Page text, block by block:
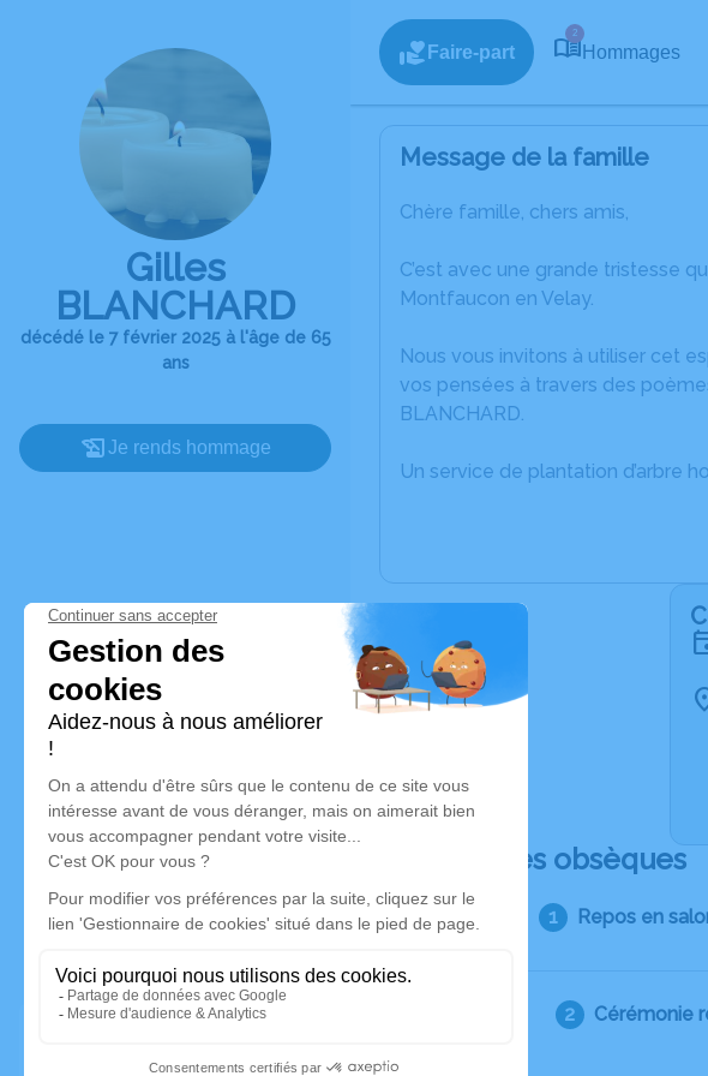
Gilles
BLANCHARD
décédé le 7 février 2025 à l'âge de 65
ans
Je rends hommage
Faire-part
2
Hommages
Message de la famille
Chère famille, chers amis,
C’est avec une grande tristesse
Montfaucon en Velay.
Nous vous invitons à utiliser cet
vos pensées à travers des
BLANCHARD.
Un service de plantation d’arbre
Déroulé des obsèques
Repos en
Cérémonie